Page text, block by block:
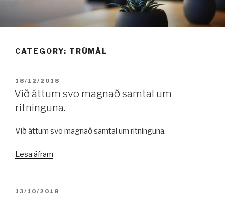
efni
CATEGORY: TRÚMÁL
BIRT:
18/12/2018
Við áttum svo magnað samtal um
ritninguna.
Við áttum svo magnað samtal um ritninguna.
Lesa áfram
magnað
BIRT:
13/10/2018